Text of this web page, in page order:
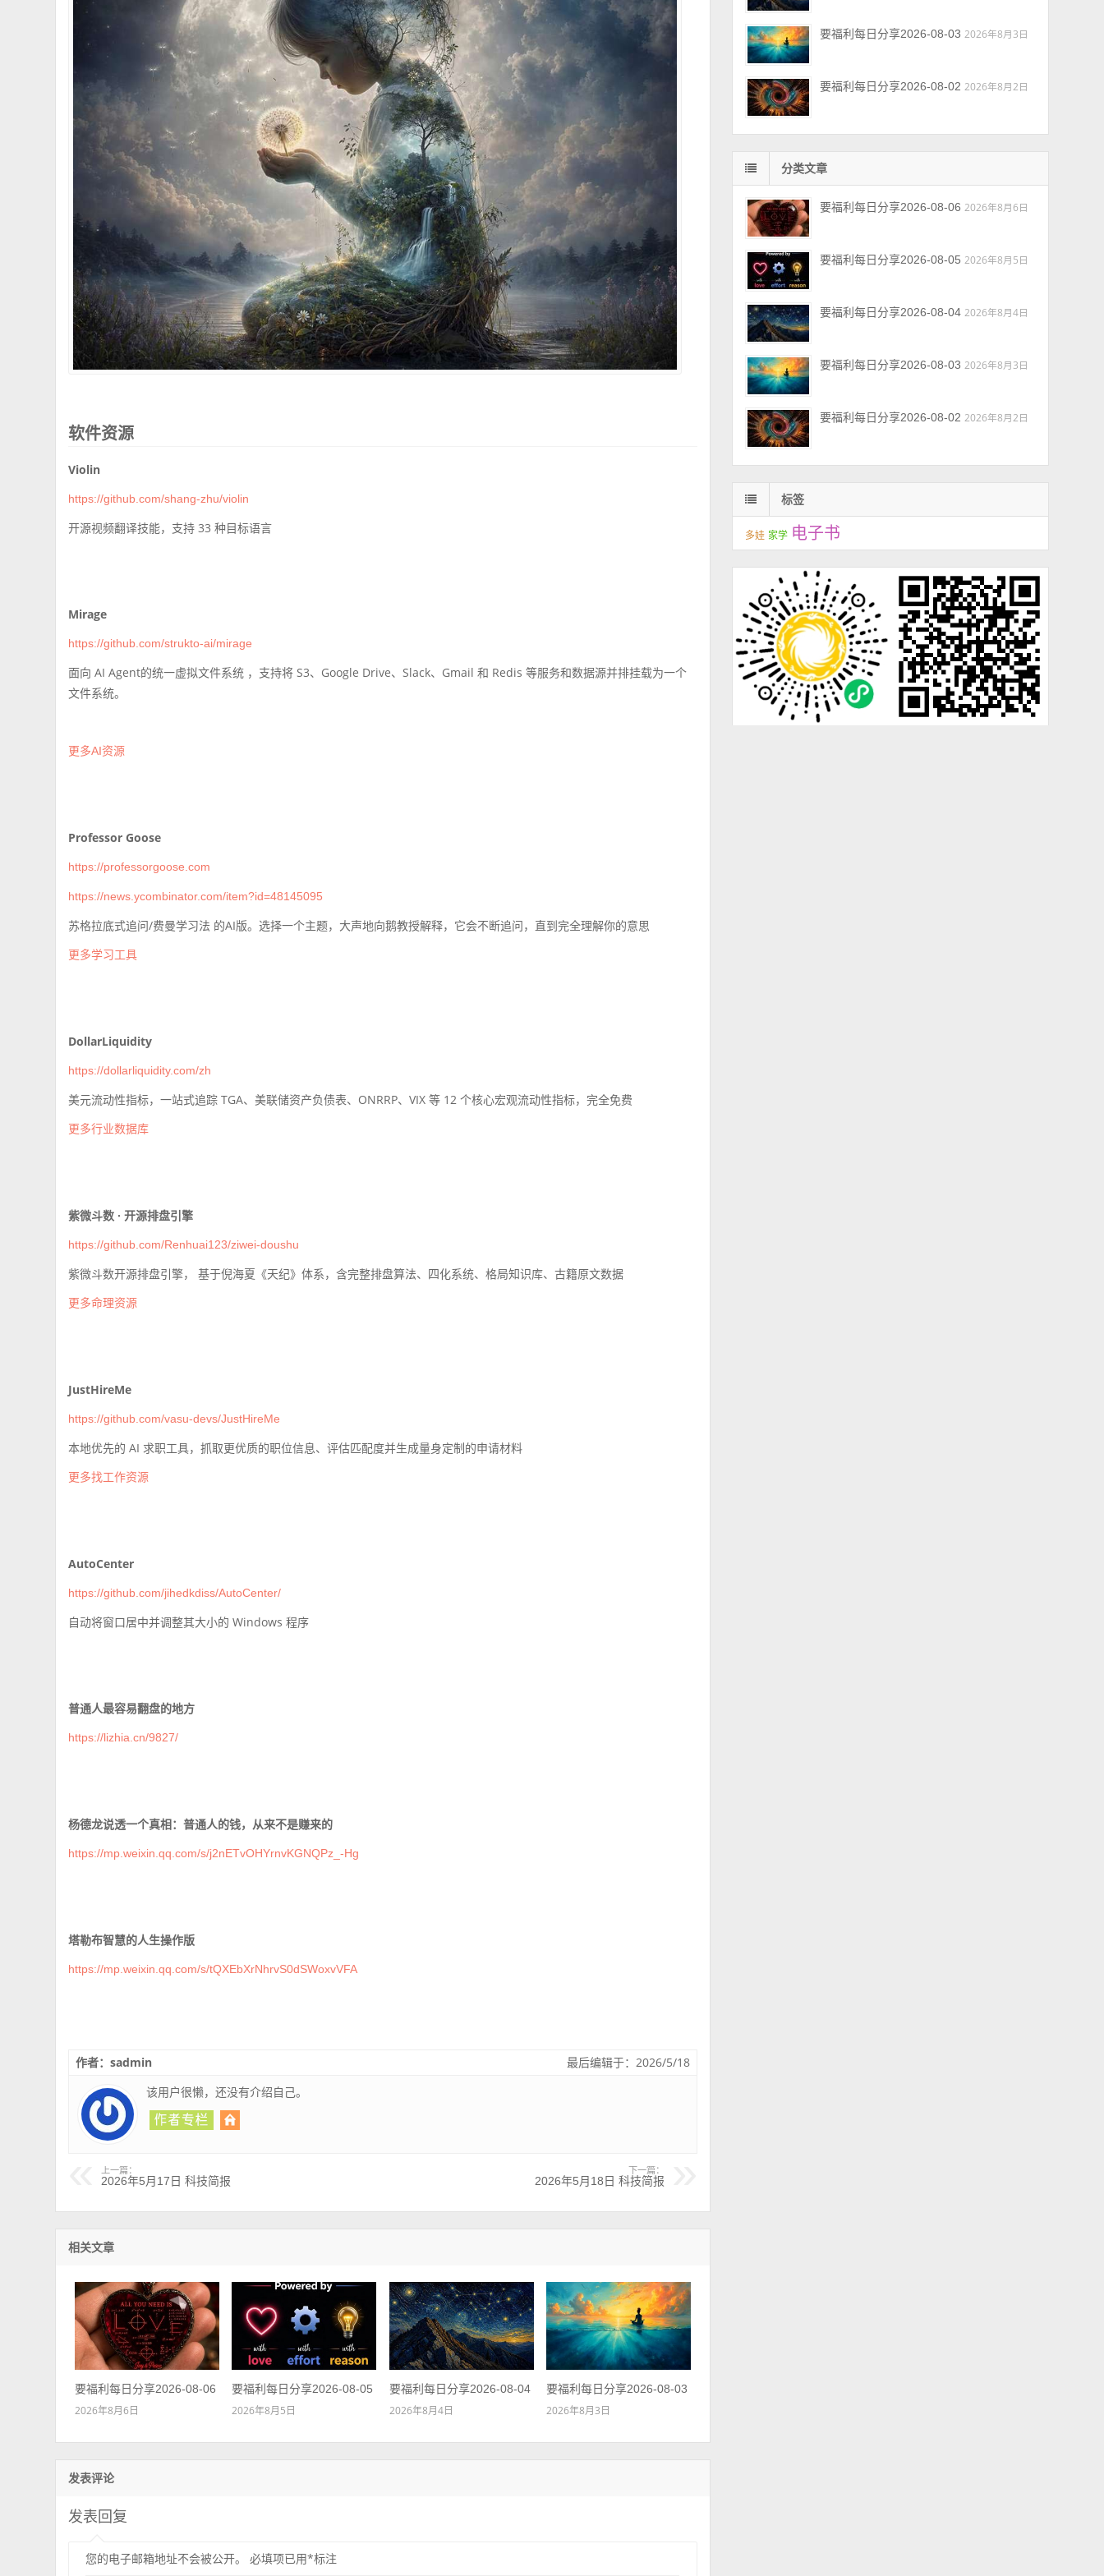
软件资源
Violin
https://github.com/shang-zhu/violin
开源视频翻译技能，支持 33 种目标语言
Mirage
https://github.com/strukto-ai/mirage
面向 AI Agent的统一虚拟文件系统 ，支持将 S3、Google Drive、Slack、Gmail 和 Redis 等服务和数据源并排挂载为一个
文件系统。
更多AI资源
Professor Goose
https://professorgoose.com
https://news.ycombinator.com/item?id=48145095
苏格拉底式追问/费曼学习法 的AI版。选择一个主题，大声地向鹅教授解释，它会不断追问，直到完全理解你的意思
更多学习工具
DollarLiquidity
https://dollarliquidity.com/zh
美元流动性指标，一站式追踪 TGA、美联储资产负债表、ONRRP、VIX 等 12 个核心宏观流动性指标，完全免费
更多行业数据库
紫微斗数 · 开源排盘引擎
https://github.com/Renhuai123/ziwei-doushu
紫微斗数开源排盘引擎， 基于倪海夏《天纪》体系，含完整排盘算法、四化系统、格局知识库、古籍原文数据
更多命理资源
JustHireMe
https://github.com/vasu-devs/JustHireMe
本地优先的 AI 求职工具，抓取更优质的职位信息、评估匹配度并生成量身定制的申请材料
更多找工作资源
AutoCenter
https://github.com/jihedkdiss/AutoCenter/
自动将窗口居中并调整其大小的 Windows 程序
普通人最容易翻盘的地方
https://lizhia.cn/9827/
杨德龙说透一个真相：普通人的钱，从来不是赚来的
https://mp.weixin.qq.com/s/j2nETvOHYrnvKGNQPz_-Hg
塔勒布智慧的人生操作版
https://mp.weixin.qq.com/s/tQXEbXrNhrvS0dSWoxvVFA
最后编辑于：2026/5/18
作者：sadmin
该用户很懒，还没有介绍自己。
上一篇：
2026年5月17日 科技简报
下一篇：
2026年5月18日 科技简报
相关文章
要福利每日分享2026-08-06
2026年8月6日
要福利每日分享2026-08-05
2026年8月5日
要福利每日分享2026-08-04
2026年8月4日
要福利每日分享2026-08-03
2026年8月3日
发表评论
发表回复
您的电子邮箱地址不会被公开。 必填项已用*标注
要福利每日分享2026-08-03 2026年8月3日
要福利每日分享2026-08-02 2026年8月2日
分类文章
要福利每日分享2026-08-06 2026年8月6日
要福利每日分享2026-08-05 2026年8月5日
要福利每日分享2026-08-04 2026年8月4日
要福利每日分享2026-08-03 2026年8月3日
要福利每日分享2026-08-02 2026年8月2日
标签
多娃 家学 电子书